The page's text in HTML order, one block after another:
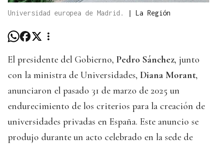
Universidad europea de Madrid. | La Región
El presidente del Gobierno, Pedro Sánchez, junto
con la ministra de Universidades, Diana Morant,
anunciaron el pasado 31 de marzo de 2025 un
endurecimiento de los criterios para la creación de
universidades privadas en España. Este anuncio se
produjo durante un acto celebrado en la sede de